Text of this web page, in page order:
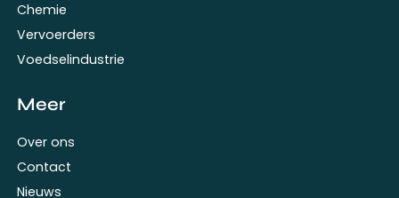
Chemie
Vervoerders
Voedselindustrie
Meer
Over ons
Contact
Nieuws